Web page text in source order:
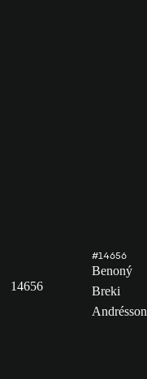
14656
#14656
Benoný
Breki
Andrésson